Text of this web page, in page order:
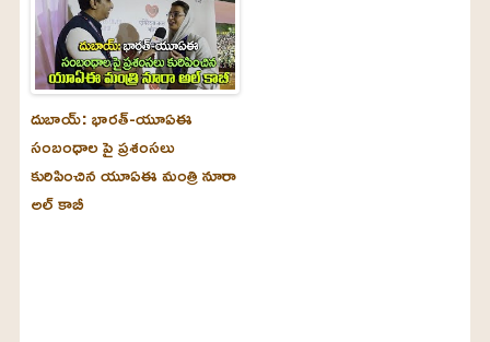
దుబాయ్‌: భారత్-యూఏఈ
సంబంధాల పై ప్రశంసలు
కురిపించిన యూఏఈ మంత్రి నూరా
అల్‌ కాబీ